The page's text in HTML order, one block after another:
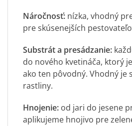
Náročnosť: nízka, vhodný
pre skúsenejších
Substrát a presádzanie:
do nového kvetináča, ktorý
ako ten pôvodný. Vhodný je
rastliny.
Hnojenie: od jari do jesene
aplikujeme hnojivo pre